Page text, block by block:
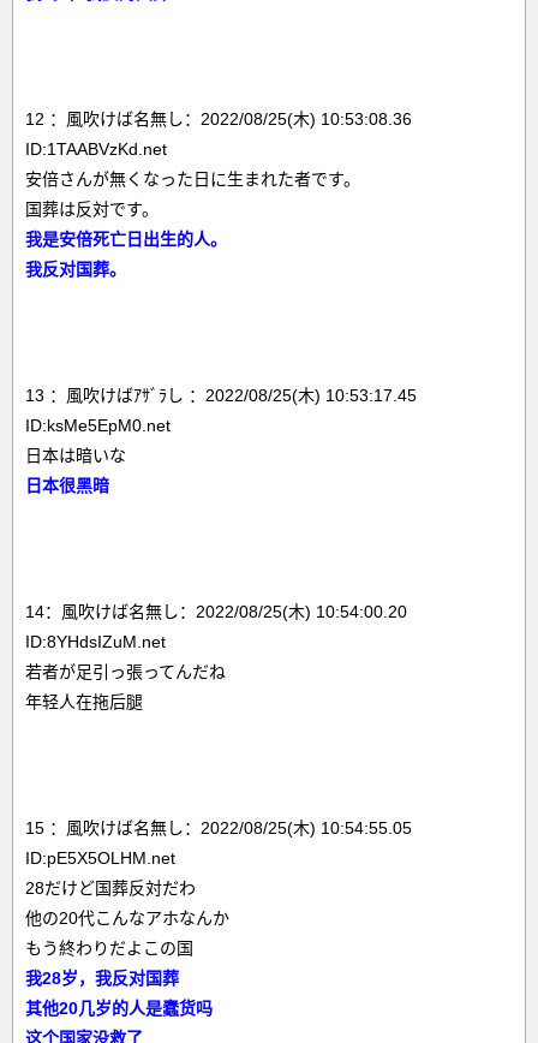
12 ：風吹けば名無し：2022/08/25(木) 10:53:08.36
ID:1TAABVzKd.net
安倍さんが無くなった日に生まれた者です。
国葬は反対です。
我是安倍死亡日出生的人。
我反对国葬。
13 ：風吹けばｱｻﾞﾗし ：2022/08/25(木) 10:53:17.45
ID:ksMe5EpM0.net
日本は暗いな
日本很黑暗
14：風吹けば名無し：2022/08/25(木) 10:54:00.20
ID:8YHdsIZuM.net
若者が足引っ張ってんだね
年轻人在拖后腿
15 ：風吹けば名無し：2022/08/25(木) 10:54:55.05
ID:pE5X5OLHM.net
28だけど国葬反対だわ
他の20代こんなアホなんか
もう終わりだよこの国
我28岁，我反对国葬
其他20几岁的人是蠢货吗
这个国家没救了